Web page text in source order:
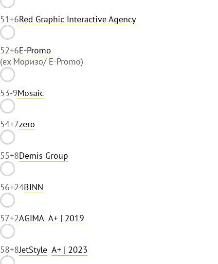
51+6Red Graphic Interactive Agency
52+6E-Promo
(ex Моризо/ E-Promo)
53-9Mosaic
54+7zero
55+8Demis Group
56+24BINN
57+2AGIMA A+ | 2019
58+8JetStyle A+ | 2023